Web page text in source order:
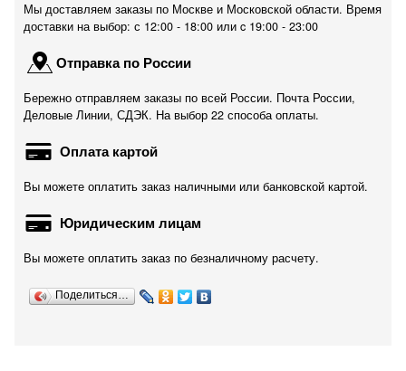
Мы доставляем заказы по Москве и Московской области. Время
доставки на выбор: с 12:00 - 18:00 или c 19:00 - 23:00
Отправка по России
Бережно отправляем заказы по всей России. Почта России,
Деловые Линии, СДЭК. На выбор 22 способа оплаты.
Оплата картой
Вы можете оплатить заказ наличными или банковской картой.
Юридическим лицам
Вы можете оплатить заказ по безналичному расчету.
Поделиться…